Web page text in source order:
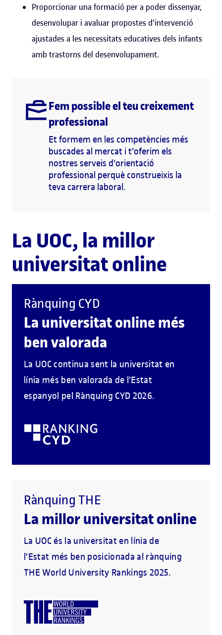
Proporcionar una formació per a poder dissenyar,
desenvolupar i avaluar propostes d'intervenció
ajustades a les necessitats educatives dels infants
amb trastorns del desenvolupament.
Fem possible el teu creixement
professional
Et formem en les competències més
buscades al mercat i t'oferim els
nostres serveis d'orientació
professional perquè construeixis la
teva carrera laboral.
La UOC, la millor
universitat online
Rànquing CYD
La universitat online més
ben valorada
La UOC continua sent la universitat en
línia més ben valorada de l'Estat
espanyol pel Rànquing CYD 2026.
Rànquing THE
La millor universitat online
La UOC és la universitat en línia de
l'Estat més ben posicionada al rànquing
THE World University Rankings 2025.